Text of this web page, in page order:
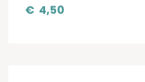
€ 4,50